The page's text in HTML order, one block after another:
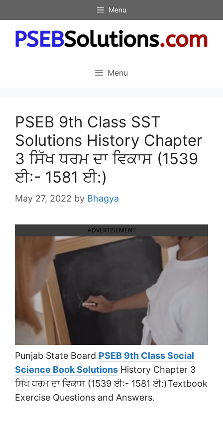
to
content
Menu
Menu
PSEB 9th Class SST
Solutions History Chapter
3 ਸਿੱਖ ਧਰਮ ਦਾ ਵਿਕਾਸ (1539
ਈ:- 1581 ਈ:)
May 27, 2022 by Bhagya
ADVERTISEMENT
Punjab State Board PSEB 9th Class Social
Science Book Solutions History Chapter 3
ਸਿੱਖ ਧਰਮ ਦਾ ਵਿਕਾਸ (1539 ਈ:- 1581 ਈ:)Textbook
Exercise Questions and Answers.